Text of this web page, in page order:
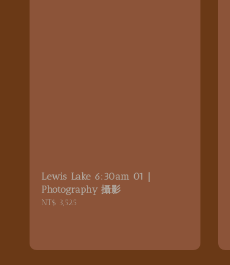
Lewis Lake 6:30am 01｜
Photography 攝影
Regular
NT$ 3,525